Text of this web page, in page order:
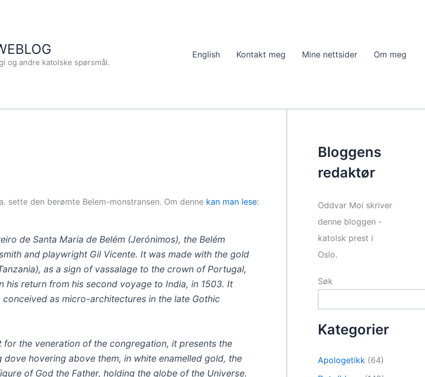
og andre katolske spørsmål.
English Kontakt meg Mine nettsider Om meg
sette den berømte Belem-monstransen. Om denne kan man lese:
de Santa Maria de Belém (Jerónimos), the Belém
and playwright Gil Vicente. It was made with the gold
as a sign of vassalage to the crown of Portugal,
return from his second voyage to India, in 1503. It
as micro-architectures in the late Gothic
the veneration of the congregation, it presents the
hovering above them, in white enamelled gold, the
of God the Father, holding the globe of the Universe.
Bloggens
redaktør
Oddvar Moi skriver
denne bloggen -
katolsk prest i
Oslo.
Søk
Kategorier
Apologetikk (64)